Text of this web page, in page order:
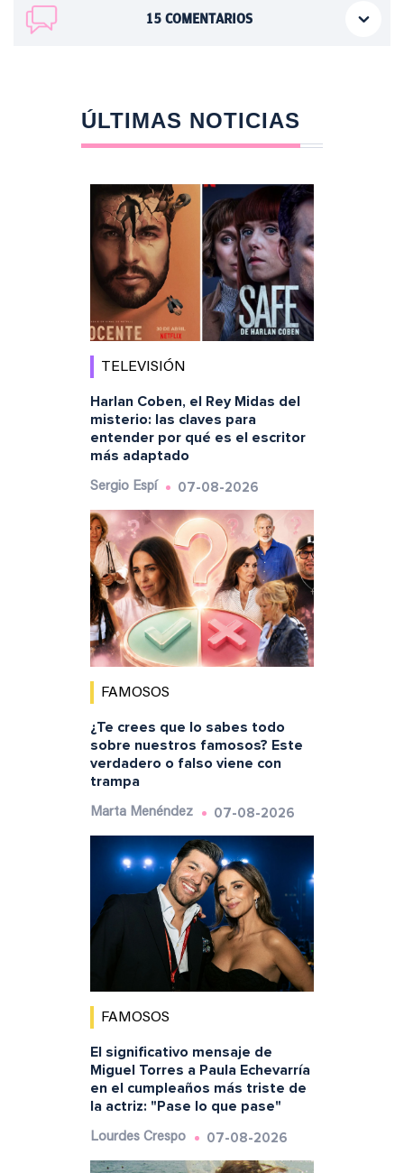
15 COMENTARIOS
ÚLTIMAS NOTICIAS
TELEVISIÓN
Harlan Coben, el Rey Midas del
misterio: las claves para
entender por qué es el escritor
más adaptado
Sergio Espí 07-08-2026
FAMOSOS
¿Te crees que lo sabes todo
sobre nuestros famosos? Este
verdadero o falso viene con
trampa
Marta Menéndez 07-08-2026
FAMOSOS
El significativo mensaje de
Miguel Torres a Paula Echevarría
en el cumpleaños más triste de
la actriz: "Pase lo que pase"
Lourdes Crespo 07-08-2026